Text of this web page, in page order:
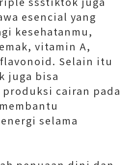
esencial yang
kesehatanmu,
vitamin A,
Selain itu
juga bisa
cairan pada
selama